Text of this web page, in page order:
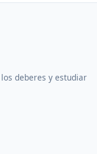
deberes y estudiar